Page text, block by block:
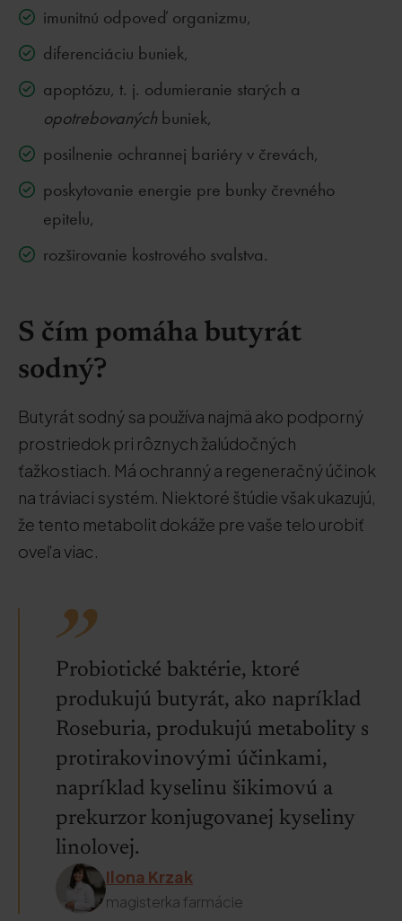
imunitnú odpoveď organizmu,
diferenciáciu buniek,
apoptózu, t. j. odumieranie starých a
opotrebovanýchbuniek,
posilnenie ochrannej bariéry v črevách,
poskytovanie energie pre bunky črevného
epitelu,
rozširovanie kostrového svalstva.
S čím pomáha butyrát
sodný?
Butyrát sodný sa používa najmä ako podporný
prostriedok pri rôznych žalúdočných
ťažkostiach. Má ochranný a regeneračný účinok
na tráviaci systém. Niektoré štúdie však ukazujú,
že tento metabolit dokáže pre vaše telo urobiť
oveľa viac.
Probiotické baktérie, ktoré
produkujú butyrát, ako napríklad
Roseburia, produkujú metabolity s
protirakovinovými účinkami,
napríklad kyselinu šikimovú a
prekurzor konjugovanej kyseliny
linolovej.
Ilona Krzak
magisterka farmácie